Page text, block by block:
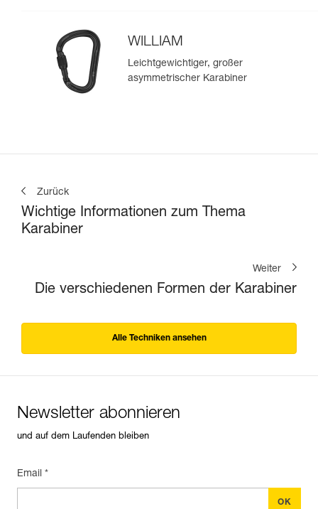
WILLIAM
Leichtgewichtiger, großer
asymmetrischer Karabiner
Zurück
Wichtige Informationen zum Thema
Karabiner
Weiter
Die verschiedenen Formen der Karabiner
Alle Techniken ansehen
Newsletter abonnieren
und auf dem Laufenden bleiben
Email *